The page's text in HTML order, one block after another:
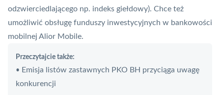
odzwierciedlającego np. indeks giełdowy). Chce też
umożliwić obsługę funduszy inwestycyjnych w bankowości
mobilnej Alior Mobile.
Przeczytajcie także:
• Emisja listów zastawnych PKO BH przyciąga uwagę
konkurencji